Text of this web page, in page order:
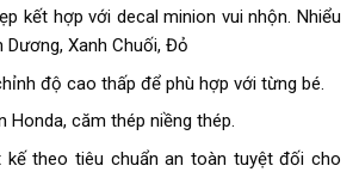
kết hợp với decal minion vui nhộn. Nhiểu
Dương, Xanh Chuối, Đỏ
độ cao thấp để phù hợp với từng bé.
Honda, căm thép niềng thép.
kế theo tiêu chuẩn an toàn tuyệt đối cho